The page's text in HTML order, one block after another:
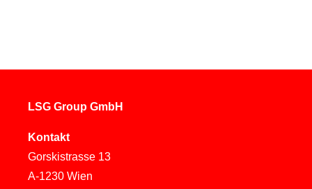
LSG Group GmbH
Kontakt
Gorskistrasse 13
A-1230 Wien